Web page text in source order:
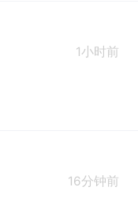
1小时前
16分钟前